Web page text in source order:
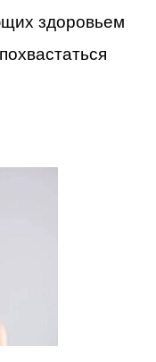
здоровьем